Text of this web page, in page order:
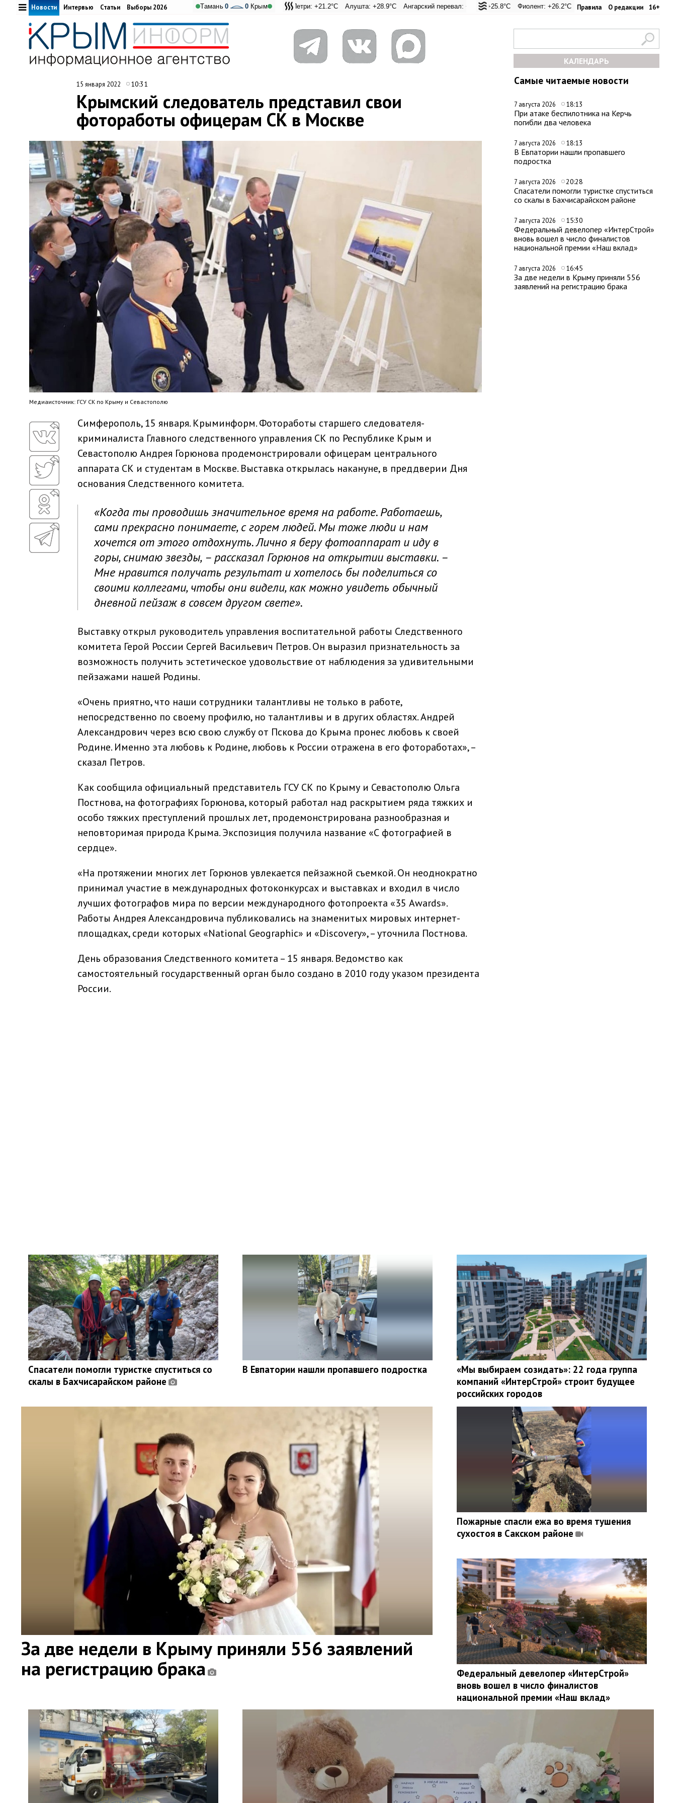
Правила О редакции 16+
Адмиральская Лагуна: +25.8°C Фиолент: +26.2°C Казачья бухта: +26.1°C Херсонес:
Ай-Петри: +21.2°C Алушта: +28.9°C Ангарский перевал: +25.8°C Евпатория: +31.8°C Керчь: +30.3°C Никитский сад: +26.4°C
Тамань 0 0 Крым
Новости Интервью Статьи Выборы 2026
КАЛЕНДАРЬ
Самые читаемые новости
7 августа 2026 18:13
При атаке беспилотника на Керчь
погибли два человека
7 августа 2026 18:13
В Евпатории нашли пропавшего
подростка
7 августа 2026 20:28
Спасатели помогли туристке спуститься
со скалы в Бахчисарайском районе
7 августа 2026 15:30
Федеральный девелопер «ИнтерСтрой»
вновь вошел в число финалистов
национальной премии «Наш вклад»
7 августа 2026 16:45
За две недели в Крыму приняли 556
заявлений на регистрацию брака
15 января 2022 10:31
Крымский следователь представил свои
фотоработы офицерам СК в Москве
Медиaисточник: ГСУ СК по Крыму и Севастополю
Симферополь, 15 января. Крыминформ. Фотоработы старшего следователя-
криминалиста Главного следственного управления СК по Республике Крым и
Севастополю Андрея Горюнова продемонстрировали офицерам центрального
аппарата СК и студентам в Москве. Выставка открылась накануне, в преддверии Дня
основания Следственного комитета.
«Когда ты проводишь значительное время на работе. Работаешь,
сами прекрасно понимаете, с горем людей. Мы тоже люди и нам
хочется от этого отдохнуть. Лично я беру фотоаппарат и иду в
горы, снимаю звезды, – рассказал Горюнов на открытии выставки. –
Мне нравится получать результат и хотелось бы поделиться со
своими коллегами, чтобы они видели, как можно увидеть обычный
дневной пейзаж в совсем другом свете».
Выставку открыл руководитель управления воспитательной работы Следственного
комитета Герой России Сергей Васильевич Петров. Он выразил признательность за
возможность получить эстетическое удовольствие от наблюдения за удивительными
пейзажами нашей Родины.
«Очень приятно, что наши сотрудники талантливы не только в работе,
непосредственно по своему профилю, но талантливы и в других областях. Андрей
Александрович через всю свою службу от Пскова до Крыма пронес любовь к своей
Родине. Именно эта любовь к Родине, любовь к России отражена в его фотоработах», –
сказал Петров.
Как сообщила официальный представитель ГСУ СК по Крыму и Севастополю Ольга
Постнова, на фотографиях Горюнова, который работал над раскрытием ряда тяжких и
особо тяжких преступлений прошлых лет, продемонстрирована разнообразная и
неповторимая природа Крыма. Экспозиция получила название «С фотографией в
сердце».
«На протяжении многих лет Горюнов увлекается пейзажной съемкой. Он неоднократно
принимал участие в международных фотоконкурсах и выставках и входил в число
лучших фотографов мира по версии международного фотопроекта «35 Awards».
Работы Андрея Александровича публиковались на знаменитых мировых интернет-
площадках, среди которых «National Geographic» и «Discovery», – уточнила Постнова.
День образования Следственного комитета – 15 января. Ведомство как
самостоятельный государственный орган было создано в 2010 году указом президента
России.
Спасатели помогли туристке спуститься со
скалы в Бахчисарайском районе
В Евпатории нашли пропавшего подростка
«Мы выбираем созидать»: 22 года группа
компаний «ИнтерСтрой» строит будущее
российских городов
За две недели в Крыму приняли 556 заявлений
на регистрацию брака
Пожарные спасли ежа во время тушения
сухостоя в Сакском районе
Федеральный девелопер «ИнтерСтрой»
вновь вошел в число финалистов
национальной премии «Наш вклад»